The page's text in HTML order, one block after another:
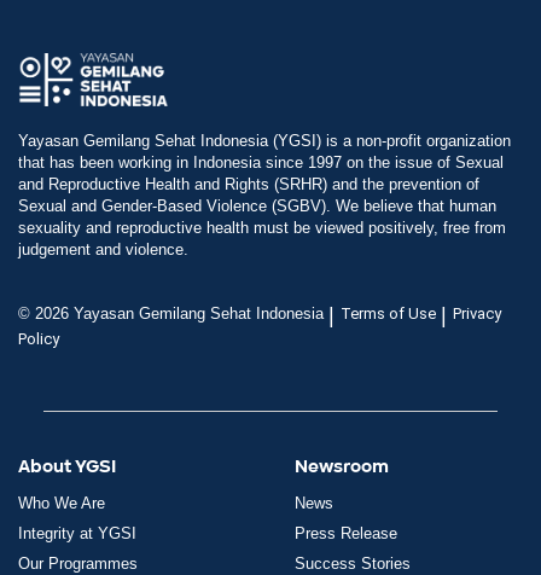
Yayasan Gemilang Sehat Indonesia (YGSI) is a non-profit organization
that has been working in Indonesia since 1997 on the issue of Sexual
and Reproductive Health and Rights (SRHR) and the prevention of
Sexual and Gender-Based Violence (SGBV). We believe that human
sexuality and reproductive health must be viewed positively, free from
judgement and violence.
© 2026 Yayasan Gemilang Sehat Indonesia | Terms of Use | Privacy
Policy
About YGSI
Who We Are
Integrity at YGSI
Our Programmes
Newsroom
News
Press Release
Success Stories